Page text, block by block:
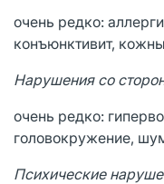
очень редко:
конъюнктивит,
Нарушения со
очень редко:
головокружение,
Психические